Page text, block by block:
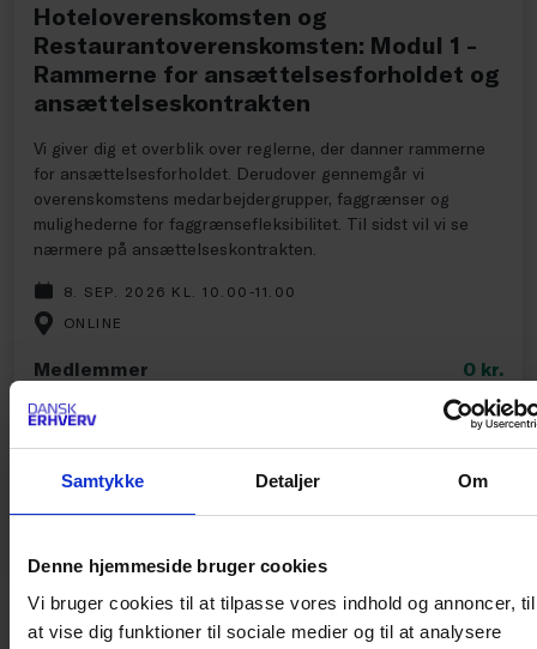
Samtykke Detaljer Om
Denne hjemmeside bruger cookies
Vi bruger cookies til at tilpasse vores indhold og annoncer, til
at vise dig funktioner til sociale medier og til at analysere
Hoteloverenskomsten og
Restaurantoverenskomsten: Modul 1 -
Rammerne for ansættelsesforholdet og
ansættelseskontrakten
Vi giver dig et overblik over reglerne, der danner rammerne
for ansættelsesforholdet. Derudover gennemgår vi
overenskomstens medarbejdergrupper, faggrænser og
mulighederne for faggrænsefleksibilitet. Til sidst vil vi se
nærmere på ansættelseskontrakten.
8. SEP. 2026 KL. 10.00-11.00
ONLINE
Medlemmer 0 kr.
Ikke-medlemmer 990kr.
KURSUS